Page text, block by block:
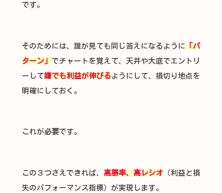
です。
そのためには、誰が見ても同じ答えになるように
「パ
ターン」 でチャートを覚えて、天井や大底でエントリ
ーして嫌でも利益が伸びる ようにして、損切り地点を
明確にしておく。
これが必要です。
この３つさえできれば、 高勝率、高レシオ （利益と損
失のパフォーマンス指標）が実現します。